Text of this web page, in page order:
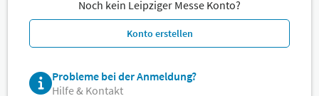
Noch kein Leipziger Messe Konto?
Konto erstellen
Probleme bei der Anmeldung?
Hilfe & Kontakt